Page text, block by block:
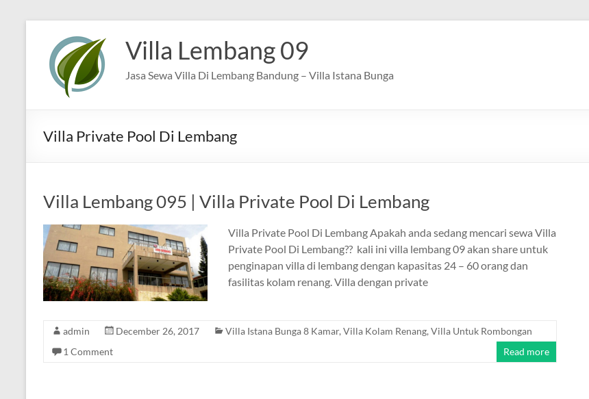
content
Villa Lembang 09
Jasa Sewa Villa Di Lembang Bandung – Villa Istana Bunga
Villa Private Pool Di Lembang
Villa Lembang 095 | Villa Private Pool Di Lembang
Villa Private Pool Di Lembang Apakah anda sedang mencari sewa Villa
Private Pool Di Lembang?? kali ini villa lembang 09 akan share untuk
penginapan villa di lembang dengan kapasitas 24 – 60 orang dan
fasilitas kolam renang. Villa dengan private
admin December 26, 2017 Villa Istana Bunga 8 Kamar, Villa Kolam Renang, Villa Untuk Rombongan
1 Comment
Read more